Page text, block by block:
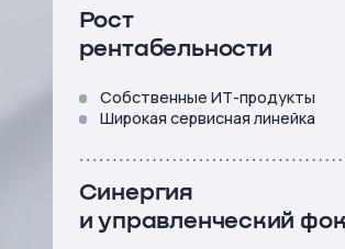
Рост
рентабельности
Собственные ИТ-продукты
Широкая сервисная линейка
Синергия
и управленческий